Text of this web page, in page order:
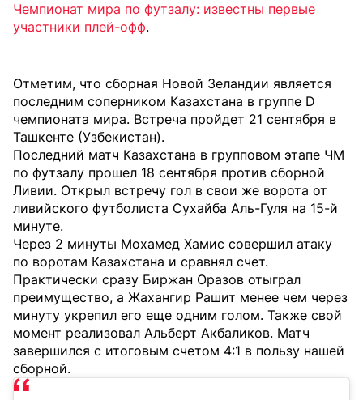
Чемпионат мира по футзалу: известны первые
участники плей-офф.
Отметим, что сборная Новой Зеландии является
последним соперником Казахстана в группе D
чемпионата мира. Встреча пройдет 21 сентября в
Ташкенте (Узбекистан).
Последний матч Казахстана в групповом этапе ЧМ
по футзалу прошел 18 сентября против сборной
Ливии. Открыл встречу гол в свои же ворота от
ливийского футболиста Сухайба Аль-Гуля на 15-й
минуте.
Через 2 минуты Мохамед Хамис совершил атаку
по воротам Казахстана и сравнял счет.
Практически сразу Биржан Оразов отыграл
преимущество, а Жахангир Рашит менее чем через
минуту укрепил его еще одним голом. Также свой
момент реализовал Альберт Акбаликов. Матч
завершился с итоговым счетом 4:1 в пользу нашей
сборной.